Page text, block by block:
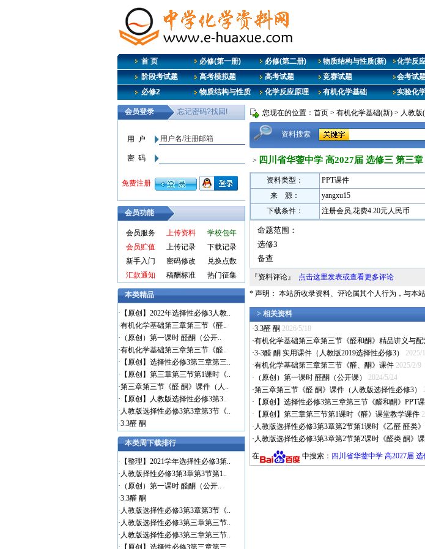
首 页 必修(第一册) 必修(第二册) 物质结构与性质(新) 化学反
阶段考试题
高考模拟题 高考试题 竞赛试题 会考试
必修2
物质结构与性质 化学反应原理 有机化学基础 实验化
会员功能
会员服务 上传资料
学校包年
会员贮值
上传记录
下载记录
新手入门
密码修改
兑换点数
汇款通知
稿酬标准 热门征集
本类精品
· 【原创】2022年选择性必修3人教..
·有机化学基础第三章第三节《醛..
· （原创）第一课时 醛酮（公开..
·有机化学基础第三章第三节《醛..
· 【原创】选择性必修3第三章第三..
· 【原创】第三章第三节第1课时《..
·第三章第三节《醛 酮》课件（人..
· 【原创】人教版选择性必修3第3..
· 人教版选择性必修3第3章第3节《..
·3.3醛 酮
本类周下载排行
· 【整理】2021学年选择性必修3第..
· 人教版择性必修3第3章第3节第1..
· （原创）第一课时 醛酮（公开..
·3.3醛 酮
· 人教版选择性必修3第3章第3节《..
· 人教版选择性必修3第三章第三节..
· 人教版选择性必修3第三章第三节..
· 【原创】选择性必修3第三章第三..
您现在的位置： 首页 > 有机化学基础(新) > 人教
资料搜索
> 四川省华蓥中学 高2027届 选修三 第三
资料类型： PPT课件
来 源：
yangxu15
下载条件：
注册会员,花费4.20元人民币
命题范围：
选修3
备查
『资料评论』 点击这里发表或查看更多评论
* 声明： 本站所收录资料、评论属其个人行为，与本站
> 相关资料
·3.3醛 酮 2026/5/18
·有机化学基础第三章第三节《醛和酮》精品讲义与配
·3-3醛 酮 实用课件（人教版2019选择性必修3）
2025/
·有机化学基础第三章第三节《醛、酮》课件 2025/2/9
· （原创）第一课时 醛酮（公开课）
2024/5/24
·第三章第三节《醛 酮》课件（人教版选择性必修3）
· 【原创】选择性必修3第三章第三节《醛和酮》PPT
· 【原创】第三章第三节第1课时《醛》课堂教学课件
· 人教版选择性必修3第3章第2节第1课时《乙醛 醛类》
· 人教版选择性必修3第3章第2节第2课时《醛类 酮》
在
中搜索： 四川省华蓥中学 高2027届